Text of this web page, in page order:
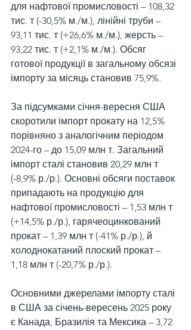
для нафтової промисловості – 108,32
тис. т (-30,5% м./м.), лінійні труби –
93,11 тис. т (+26,6% м./м.), жерсть –
93,22 тис. т (+2,1% м./м.). Обсяг
готової продукції в загальному обсязі
імпорту за місяць становив 75,9%.
За підсумками січня-вересня США
скоротили імпорт прокату на 12,5%
порівняно з аналогічним періодом
2024-го – до 15,09 млн т. Загальний
імпорт сталі становив 20,29 млн т
(-8,9% р./р.). Основні обсяги поставок
припадають на продукцію для
нафтової промисловості – 1,53 млн т
(+14,5% р./р.), гарячеоцинкований
прокат – 1,39 млн т (-41% р./р.), й
холоднокатаний плоский прокат –
1,18 млн т (-20,7% р./р.).
Основними джерелами імпорту сталі
в США за січень-вересень 2025 року
є Канада, Бразилія та Мексика – 3,72